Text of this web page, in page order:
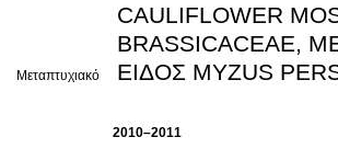
Μεταπτυχιακό
CAULIFLOWER
BRASSICACEAE,
ΕΙΔΟΣ MYZUS
2010–2011